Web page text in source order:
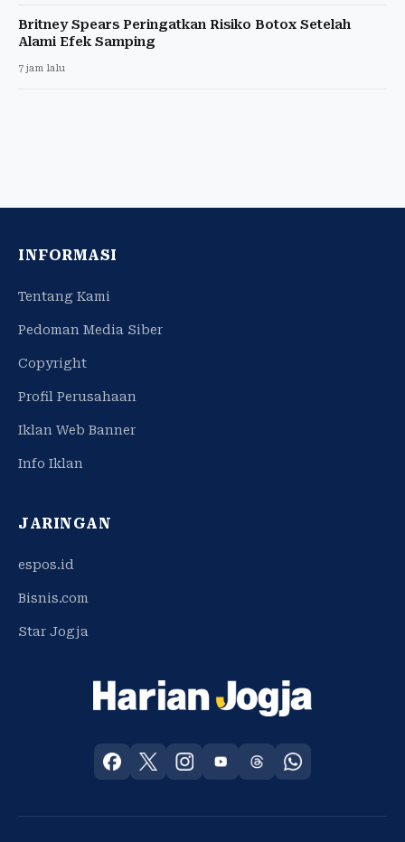
Britney Spears Peringatkan Risiko Botox Setelah
Alami Efek Samping
7 jam lalu
INFORMASI
Tentang Kami
Pedoman Media Siber
Copyright
Profil Perusahaan
Iklan Web Banner
Info Iklan
JARINGAN
espos.id
Bisnis.com
Star Jogja